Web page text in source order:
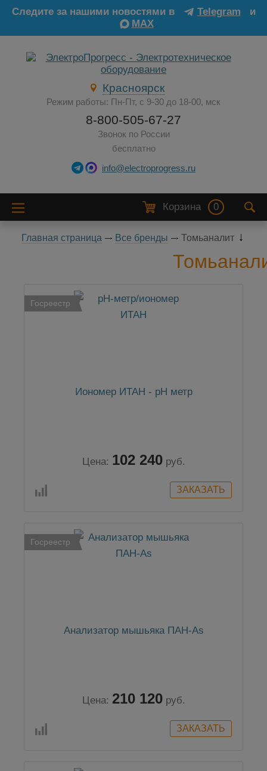
Следите за нашими новостями в Telegram
и
MAX
Красноярск
Режим работы: Пн-Пт, с 9-30 до 18-00, мск
8-800-505-67-27
Звонок по России
бесплатно
info@electroprogress.ru
Корзина 0
Главная страница Все бренды Томьаналит
Госреестр
Иономер ИТАН - рН метр
Цена: 102 240 руб.
Госреестр
Анализатор мышьяка ПАН-As
Цена: 210 120 руб.